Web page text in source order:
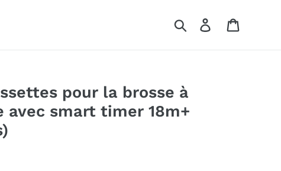
RechercherSe connecter
pour la brosse à
avec smart timer 18m+